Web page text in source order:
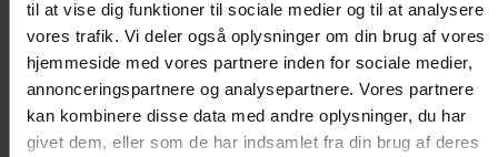
til at vise dig funktioner til sociale medier og til at analysere
vores trafik. Vi deler også oplysninger om din brug af vores
hjemmeside med vores partnere inden for sociale medier,
annonceringspartnere og analysepartnere. Vores partnere
kan kombinere disse data med andre oplysninger, du har
givet dem, eller som de har indsamlet fra din brug af deres
Det er ikke muligt at booke online på
nuværende tidspunkt.
Kontakt os for booking og nærmere